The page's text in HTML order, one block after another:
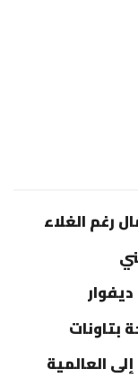
رغم الغلاء
بتاونات
العالمية